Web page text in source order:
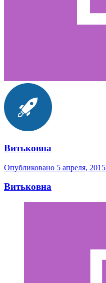
Витьковна
Опубликовано 5 апреля, 2015
Витьковна